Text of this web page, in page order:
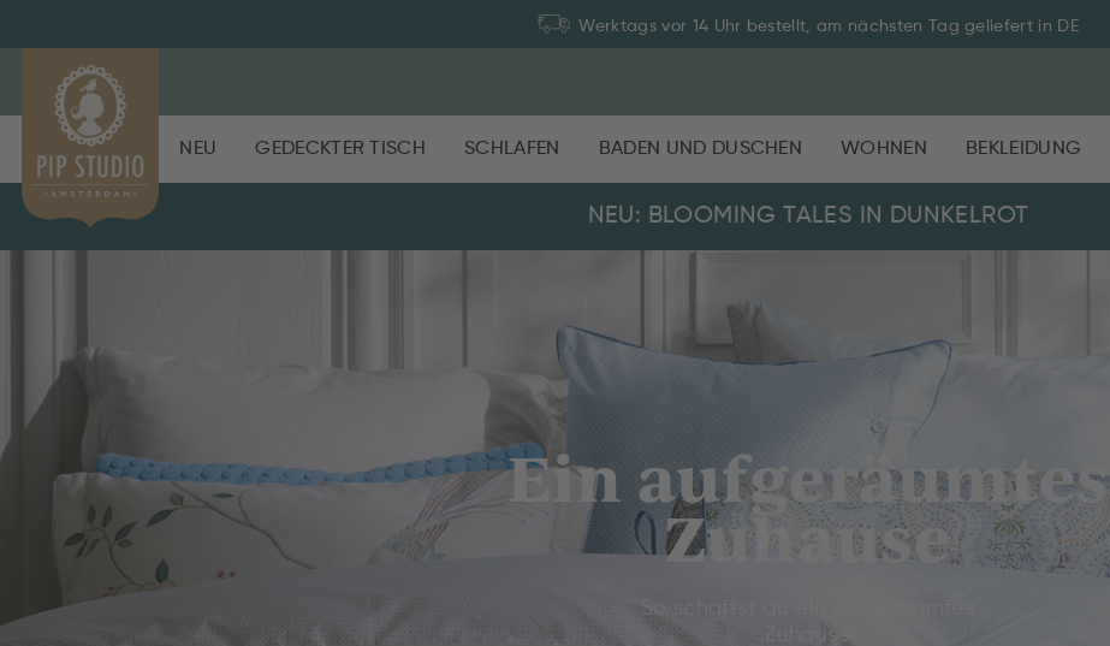
Zahlung auf Rechnung: 30 Tage Rückgaberecht
NEU GEDECKTER TISCH SCHLAFEN BADEN UND DUSCHEN WOHNEN BEKLEIDUNG
NEU: BLOOMING TALES IN DUNKELROT
Ein aufgeräumtes
Zuhause
So schaffst du ein aufgeräumtes
Zuhause